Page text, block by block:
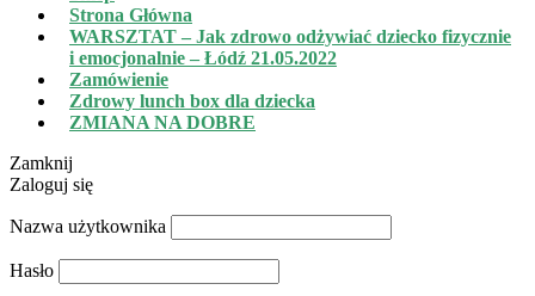
Strona Główna
WARSZTAT – Jak zdrowo odżywiać dziecko fizycznie
i emocjonalnie – Łódź 21.05.2022
Zamówienie
Zdrowy lunch box dla dziecka
ZMIANA NA DOBRE
Zamknij
Zaloguj się
Nazwa użytkownika
Hasło